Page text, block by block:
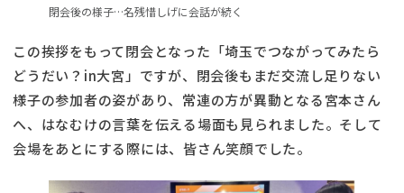
閉会後の様子…名残惜しげに会話が続く
この挨拶をもって閉会となった「埼玉でつながってみたら
どうだい？in大宮」ですが、閉会後もまだ交流し足りない
様子の参加者の姿があり、常連の方が異動となる宮本さん
へ、はなむけの言葉を伝える場面も見られました。そして
会場をあとにする際には、皆さん笑顔でした。